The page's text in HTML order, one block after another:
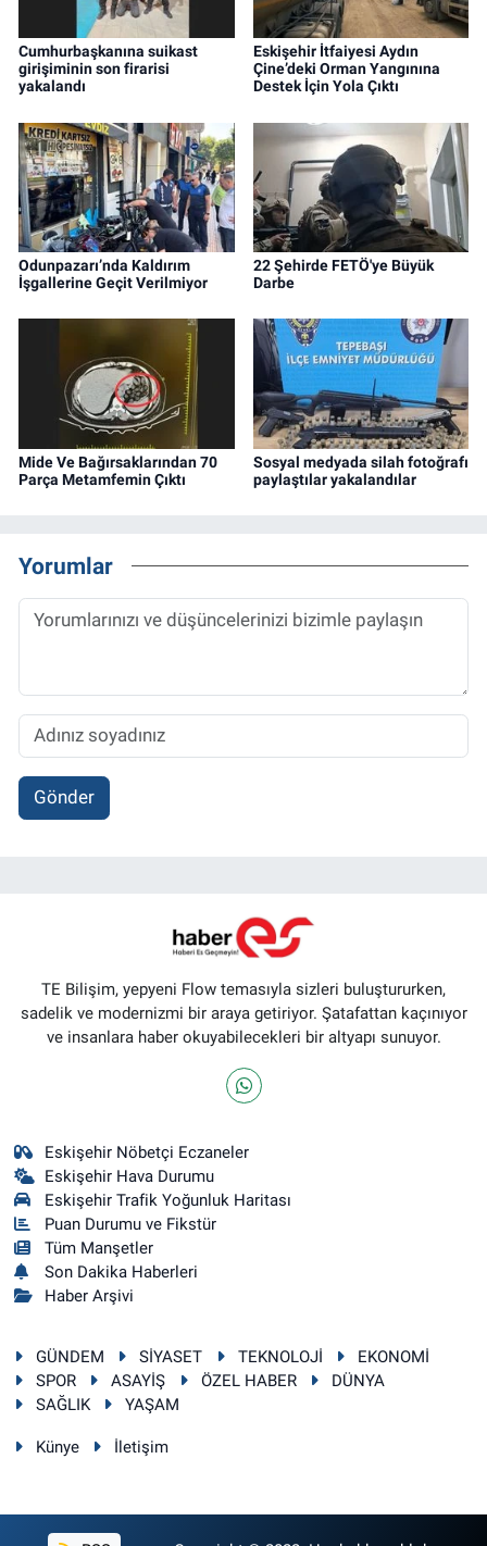
Cumhurbaşkanına suikast
girişiminin son firarisi
yakalandı
Eskişehir İtfaiyesi Aydın
Çine’deki Orman Yangınına
Destek İçin Yola Çıktı
Odunpazarı’nda Kaldırım
İşgallerine Geçit Verilmiyor
22 Şehirde FETÖ'ye Büyük
Darbe
Mide Ve Bağırsaklarından 70
Parça Metamfemin Çıktı
Sosyal medyada silah fotoğrafı
paylaştılar yakalandılar
Yorumlar
Gönder
TE Bilişim, yepyeni Flow temasıyla sizleri buluştururken,
sadelik ve modernizmi bir araya getiriyor. Şatafattan kaçınıyor
ve insanlara haber okuyabilecekleri bir altyapı sunuyor.
Eskişehir Nöbetçi Eczaneler
Eskişehir Hava Durumu
Eskişehir Trafik Yoğunluk Haritası
Puan Durumu ve Fikstür
Tüm Manşetler
Son Dakika Haberleri
Haber Arşivi
GÜNDEM SİYASET TEKNOLOJİ
EKONOMİ
SPOR
ASAYİŞ ÖZEL HABER
DÜNYA
SAĞLIK
YAŞAM
Künye İletişim